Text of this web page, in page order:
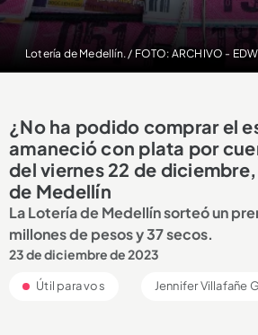
Lotería de Medellín. / FOTO: ARCHIVO -
¿No ha podido comprar el
amaneció con plata por
del viernes 22 de
de Medellín
La Lotería de Medellín sorteó un
millones de pesos y 37 secos.
23 de diciembre de 2023
Útil para vos Jennifer Villafañe